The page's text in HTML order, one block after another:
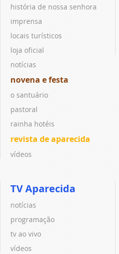
história de nossa senhora
imprensa
locais turísticos
loja oficial
notícias
novena e festa
o santuário
pastoral
rainha hotéis
revista de aparecida
vídeos
TV Aparecida
notícias
programação
tv ao vivo
vídeos